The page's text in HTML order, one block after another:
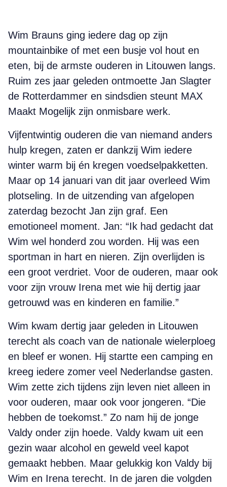
Wim Brauns ging iedere dag op zijn
mountainbike of met een busje vol hout en
eten, bij de armste ouderen in Litouwen langs.
Ruim zes jaar geleden ontmoette Jan Slagter
de Rotterdammer en sindsdien steunt MAX
Maakt Mogelijk zijn onmisbare werk.
Vijfentwintig ouderen die van niemand anders
hulp kregen, zaten er dankzij Wim iedere
winter warm bij én kregen voedselpakketten.
Maar op 14 januari van dit jaar overleed Wim
plotseling. In de uitzending van afgelopen
zaterdag bezocht Jan zijn graf. Een
emotioneel moment. Jan: “Ik had gedacht dat
Wim wel honderd zou worden. Hij was een
sportman in hart en nieren. Zijn overlijden is
een groot verdriet. Voor de ouderen, maar ook
voor zijn vrouw Irena met wie hij dertig jaar
getrouwd was en kinderen en familie.”
Wim kwam dertig jaar geleden in Litouwen
terecht als coach van de nationale wielerploeg
en bleef er wonen. Hij startte een camping en
kreeg iedere zomer veel Nederlandse gasten.
Wim zette zich tijdens zijn leven niet alleen in
voor ouderen, maar ook voor jongeren. “Die
hebben de toekomst.” Zo nam hij de jonge
Valdy onder zijn hoede. Valdy kwam uit een
gezin waar alcohol en geweld veel kapot
gemaakt hebben. Maar gelukkig kon Valdy bij
Wim en Irena terecht. In de jaren die volgden